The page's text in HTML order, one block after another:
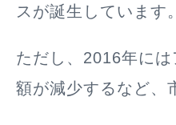
スが誕生しています。
ただし、2016年に
額が減少するなど、